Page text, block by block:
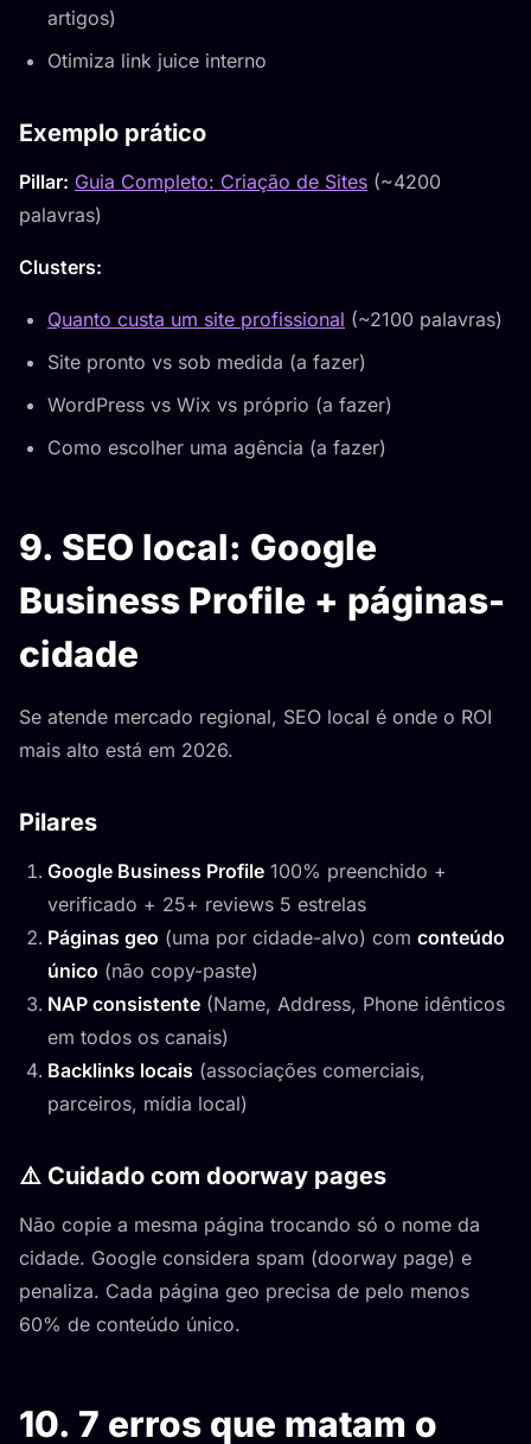
artigos)
Otimiza link juice interno
Exemplo prático
Pillar: Guia Completo: Criação de Sites (~4200
palavras)
Clusters:
Quanto custa um site profissional (~2100 palavras)
Site pronto vs sob medida (a fazer)
WordPress vs Wix vs próprio (a fazer)
Como escolher uma agência (a fazer)
9. SEO local: Google
Business Profile + páginas-
cidade
Se atende mercado regional, SEO local é onde o ROI
mais alto está em 2026.
Pilares
Google Business Profile 100% preenchido +
verificado + 25+ reviews 5 estrelas
Páginas geo (uma por cidade-alvo) com conteúdo
único (não copy-paste)
NAP consistente (Name, Address, Phone idênticos
em todos os canais)
Backlinks locais (associações comerciais,
parceiros, mídia local)
⚠️ Cuidado com doorway pages
Não copie a mesma página trocando só o nome da
cidade. Google considera spam (doorway page) e
penaliza. Cada página geo precisa de pelo menos
60% de conteúdo único.
10. 7 erros que matam o